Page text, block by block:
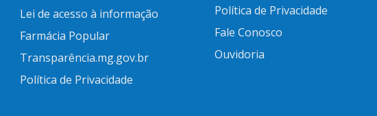
Lei de acesso à informação
Farmácia Popular
Transparência.mg.gov.br
Política de Privacidade
Política de Privacidade
Fale Conosco
Ouvidoria